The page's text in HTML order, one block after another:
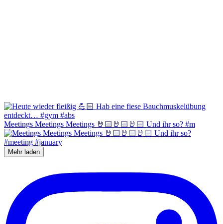
Meetings Meetings Meetings 🤘🏻🤘🏻🤘🏻 Und ihr so? #m
Mehr laden